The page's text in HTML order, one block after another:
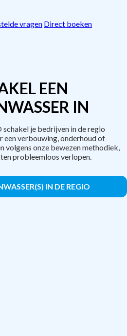
vragen Direct boeken
EEN
IN
je bedrijven in de regio
een verbouwing, onderhoud of
volgens onze bewezen methodiek,
probleemloos verlopen.
IN DE REGIO